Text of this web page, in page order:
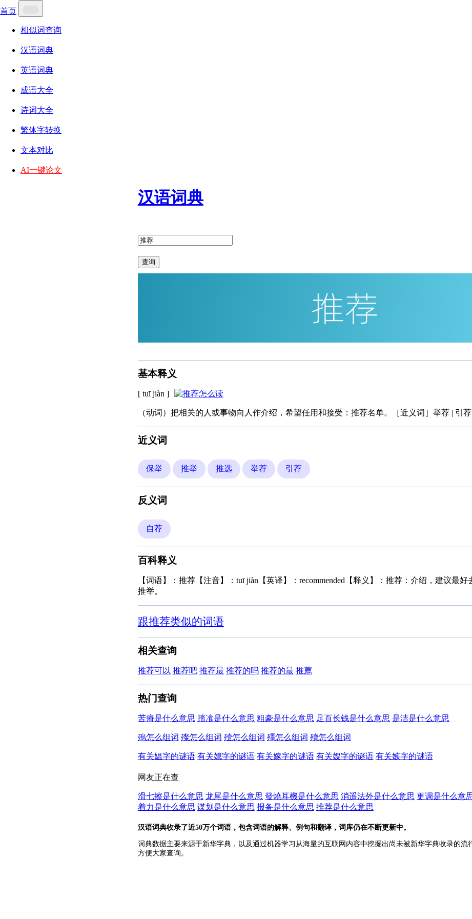
首页
相似词查询
汉语词典
英语词典
成语大全
诗词大全
繁体字转换
文本对比
AI一键论文
汉语词典
查询
基本释义
[ tuī jiàn ]
（动词）把相关的人或事物向人作介绍，希望任用和接受：推荐名单。［近义词］举荐 | 引荐
近义词
保举 推举 推选 举荐 引荐
反义词
自荐
百科释义
【词语】：推荐【注音】：tuī jiàn【英译】：recommended【释义】：推荐：介绍，建议最好
推举。
跟推荐类似的词语
相关查询
推荐可以 推荐吧 推荐最 推荐的吗 推荐的最 推薦
热门查询
苦瘠是什么意思 踏飡是什么意思 粗豪是什么意思 足百长钱是什么意思 是洁是什么意思
殦怎么组词 殩怎么组词 殪怎么组词 殭怎么组词 殰怎么组词
有关媪字的谜语 有关媳字的谜语 有关嫁字的谜语 有关嫂字的谜语 有关嫉字的谜语
网友正在查
滑七擦是什么意思 龙尾是什么意思 發燒耳機是什么意思 消遥法外是什么意思 更调是什么意
着力是什么意思 谋划是什么意思 报备是什么意思 推荐是什么意思
汉语词典收录了近50万个词语，包含词语的解释、例句和翻译，词库仍在不断更新中。
词典数据主要来源于新华字典，以及通过机器学习从海量的互联网内容中挖掘出尚未被新华字典收录的流
方便大家查询。